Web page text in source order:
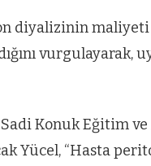
diyalizinin maliyeti
vurgulayarak,
Sadi Konuk Eğitim
Yücel, “Hasta
ARNAVUTKÖY